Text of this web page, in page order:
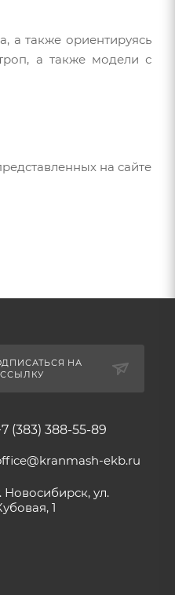
а также ориентируясь
а также модели с
на сайте
НА
(383) 388-55-89
ekb.ru
Новосибирск, ул.
1